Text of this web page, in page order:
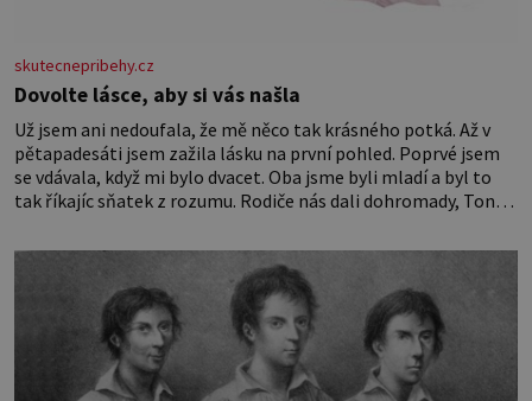
skutecnepribehy.cz
Dovolte lásce, aby si vás našla
Už jsem ani nedoufala, že mě něco tak krásného potká. Až v
pětapadesáti jsem zažila lásku na první pohled. Poprvé jsem
se vdávala, když mi bylo dvacet. Oba jsme byli mladí a byl to
tak říkajíc sňatek z rozumu. Rodiče nás dali dohromady, Toník
nesvědčilo, brzy jsme zjistili, že